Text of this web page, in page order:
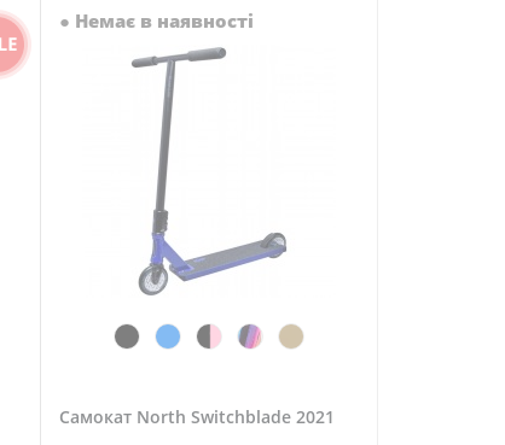
● Немає в наявності
Самокат North Switchblade 2021